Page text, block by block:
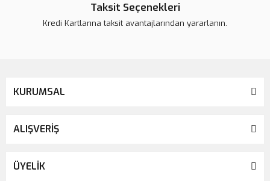
Taksit Seçenekleri
Kredi Kartlarına taksit avantajlarından yararlanın.
KURUMSAL
ALIŞVERİŞ
ÜYELİK